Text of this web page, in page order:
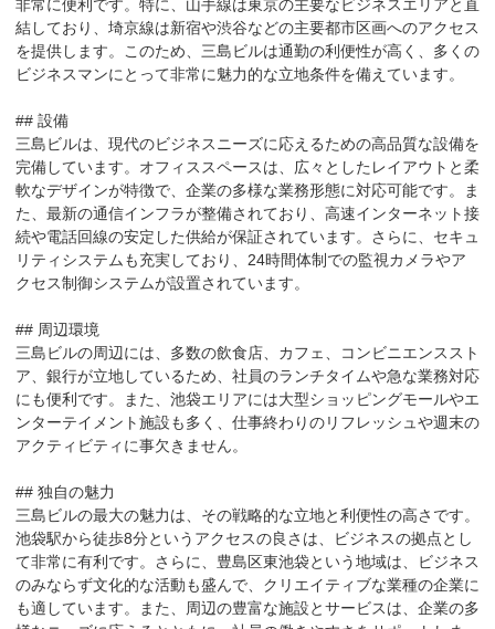
非常に便利です。特に、山手線は東京の主要なビジネスエリアと直
結しており、埼京線は新宿や渋谷などの主要都市区画へのアクセス
を提供します。このため、三島ビルは通勤の利便性が高く、多くの
ビジネスマンにとって非常に魅力的な立地条件を備えています。
## 設備
三島ビルは、現代のビジネスニーズに応えるための高品質な設備を
完備しています。オフィススペースは、広々としたレイアウトと柔
軟なデザインが特徴で、企業の多様な業務形態に対応可能です。ま
た、最新の通信インフラが整備されており、高速インターネット接
続や電話回線の安定した供給が保証されています。さらに、セキュ
リティシステムも充実しており、24時間体制での監視カメラやア
クセス制御システムが設置されています。
## 周辺環境
三島ビルの周辺には、多数の飲食店、カフェ、コンビニエンススト
ア、銀行が立地しているため、社員のランチタイムや急な業務対応
にも便利です。また、池袋エリアには大型ショッピングモールやエ
ンターテイメント施設も多く、仕事終わりのリフレッシュや週末の
アクティビティに事欠きません。
## 独自の魅力
三島ビルの最大の魅力は、その戦略的な立地と利便性の高さです。
池袋駅から徒歩8分というアクセスの良さは、ビジネスの拠点とし
て非常に有利です。さらに、豊島区東池袋という地域は、ビジネス
のみならず文化的な活動も盛んで、クリエイティブな業種の企業に
も適しています。また、周辺の豊富な施設とサービスは、企業の多